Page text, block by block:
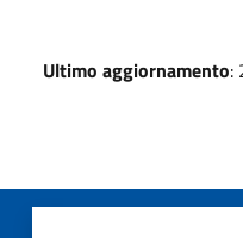
Ultimo aggiornamento: